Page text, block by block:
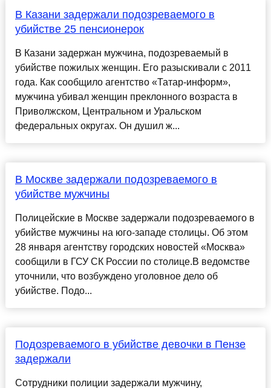
В Казани задержали подозреваемого в
убийстве 25 пенсионерок
В Казани задержан мужчина, подозреваемый в
убийстве пожилых женщин. Его разыскивали с 2011
года. Как сообщило агентство «Татар-информ»,
мужчина убивал женщин преклонного возраста в
Приволжском, Центральном и Уральском
федеральных округах. Он душил ж...
В Москве задержали подозреваемого в
убийстве мужчины
Полицейские в Москве задержали подозреваемого в
убийстве мужчины на юго-западе столицы. Об этом
28 января агентству городских новостей «Москва»
сообщили в ГСУ СК России по столице.В ведомстве
уточнили, что возбуждено уголовное дело об
убийстве. Подо...
Подозреваемого в убийстве девочки в Пензе
задержали
Сотрудники полиции задержали мужчину,